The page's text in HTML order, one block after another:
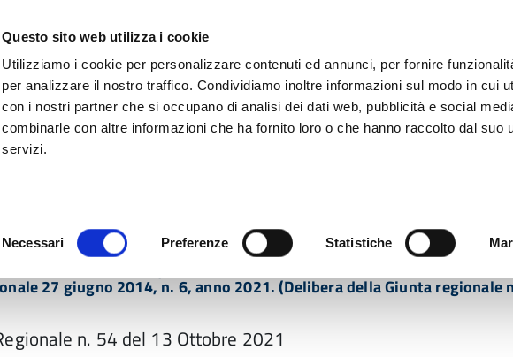
Questo sito web utilizza i cookie
Utilizziamo i cookie per personalizzare contenuti ed annunci, per fornire
per analizzare il nostro traffico. Condividiamo inoltre informazioni sul modo in cui
con i nostri partner che si occupano di analisi dei dati web, pubblicità e social
combinarle con altre informazioni che ha fornito loro o che hanno raccolto dal suo
servizi.
Necessari Preferenze Statistiche
di Modena
27 giugno 2014, n. 6, anno 2021. (Delibera della Giunta regionale
n. 54 del 13 Ottobre 2021